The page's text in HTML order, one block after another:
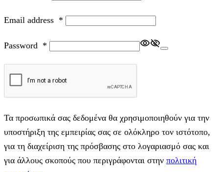
Email address *
Password *
Τα προσωπικά σας δεδομένα θα χρησιμοποιηθούν για την
υποστήριξη της εμπειρίας σας σε ολόκληρο τον ιστότοπο,
για τη διαχείριση της πρόσβασης στο λογαριασμό σας και
για άλλους σκοπούς που περιγράφονται στην πολιτική